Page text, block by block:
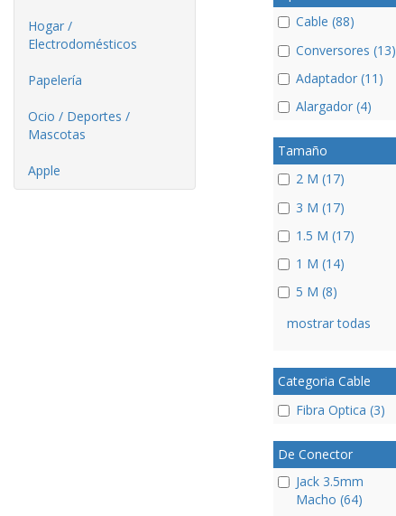
Hogar /
Electrodomésticos
Papelería
Ocio / Deportes /
Mascotas
Apple
Cable (88)
Conversores (13)
Adaptador (11)
Alargador (4)
Tamaño
2 M (17)
3 M (17)
1.5 M (17)
1 M (14)
5 M (8)
mostrar todas
Categoria Cable
Fibra Optica (3)
De Conector
Jack 3.5mm
Macho (64)